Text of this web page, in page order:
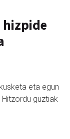
eta egun
guztiak